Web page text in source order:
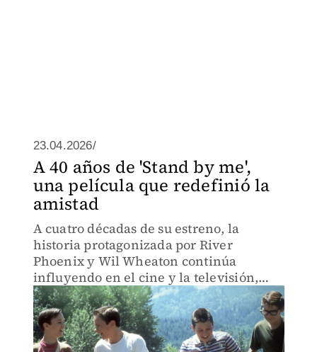
23.04.2026/
A 40 años de 'Stand by me',
una película que redefinió la
amistad
A cuatro décadas de su estreno, la
historia protagonizada por River
Phoenix y Wil Wheaton continúa
influyendo en el cine y la televisión,
marcando el estándar del género
coming-of-age y dejando huella en
producciones contemporáneas.